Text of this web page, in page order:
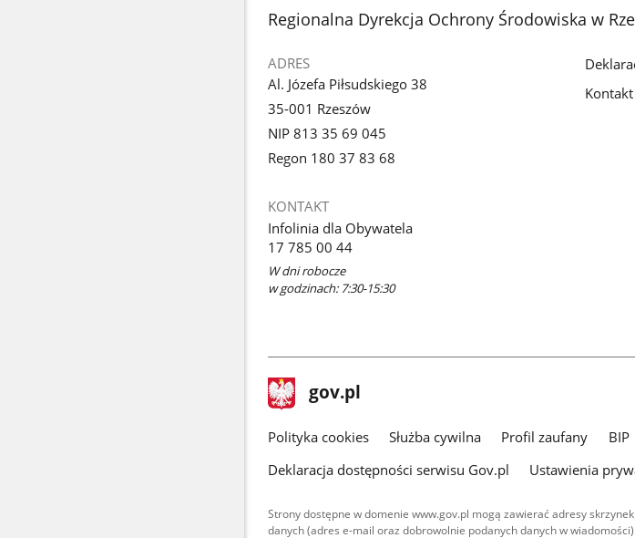
stopka
Regionalna Dyrekcja Ochrony Środowiska w
ADRES
Al. Józefa Piłsudskiego 38
35-001 Rzeszów
NIP 813 35 69 045
Regon 180 37 83 68
KONTAKT
Infolinia dla Obywatela
17 785 00 44
W dni robocze
w godzinach: 7:30-15:30
stopka
gov.pl Strona
gov.pl
gov.pl
Polityka cookies Służba cywilna Profil zaufany BIP
Deklaracja dostępności serwisu Gov.pl
Ustawienia
Strony dostępne w domenie www.gov.pl mogą zawierać adresy
danych (adres e-mail oraz dobrowolnie podanych danych w